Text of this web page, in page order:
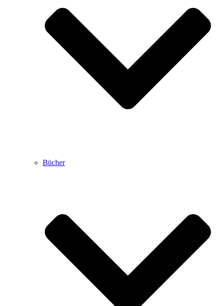
Bücher